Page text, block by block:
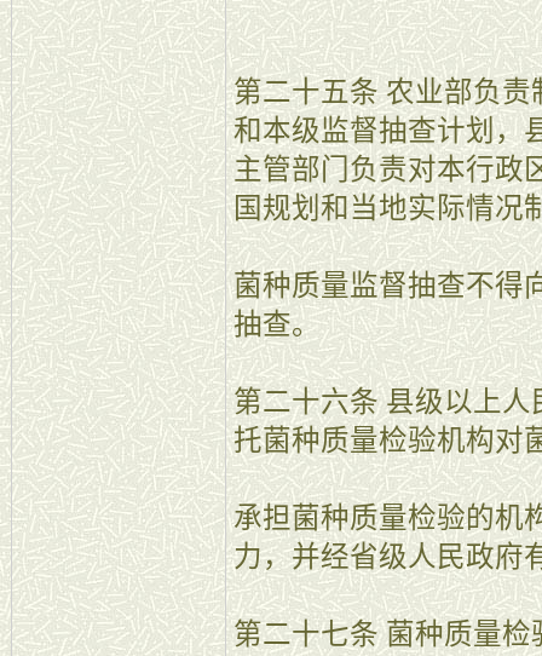
第二十五条 农业部负
和本级监督抽查计划，
主管部门负责对本行政
国规划和当地实际情况
菌种质量监督抽查不得
抽查。
第二十六条 县级以上
托菌种质量检验机构对
承担菌种质量检验的机
力，并经省级人民政府
第二十七条 菌种质量